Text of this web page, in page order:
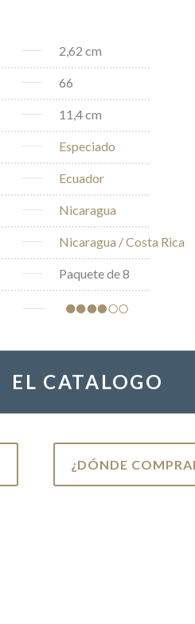
2,62 cm
66
11,4 cm
Especiado
Ecuador
Nicaragua
Nicaragua / Costa Rica
Paquete de 8
EL CATALOGO
¿DÓNDE